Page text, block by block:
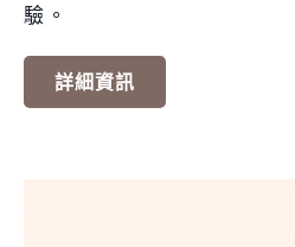
驗。
詳細資訊